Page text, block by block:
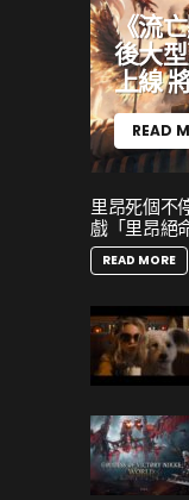
《流
後大
上線
READ
里昂死個不
戲「里昂絕
READ MORE